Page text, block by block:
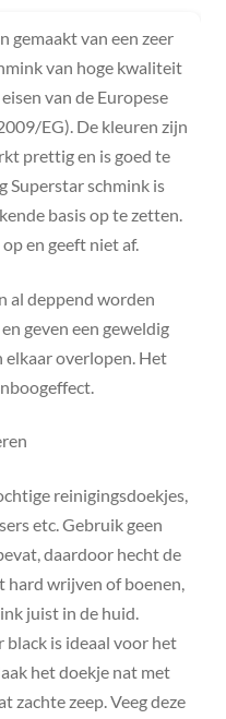
gemaakt van een zeer
van hoge kwaliteit
van de Europese
EG). De kleuren zijn
prettig en is goed te
Superstar schmink is
basis op te zetten.
en geeft niet af.
al deppend worden
geven een geweldig
overlopen. Het
reinigingsdoekjes,
etc. Gebruik geen
daardoor hecht de
hard wrijven of boenen,
juist in de huid.
black is ideaal voor het
het doekje nat met
zachte zeep. Veeg deze